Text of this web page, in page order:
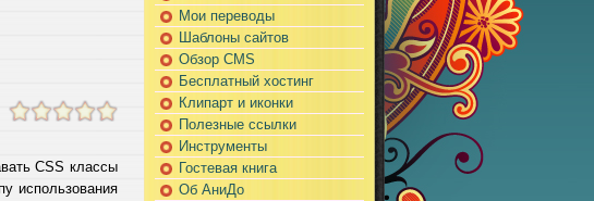
CSS классы
использования
Мои переводы
Шаблоны сайтов
Обзор CMS
Бесплатный хостинг
Клипарт и иконки
Полезные ссылки
Инструменты
Гостевая книга
Об АниДо